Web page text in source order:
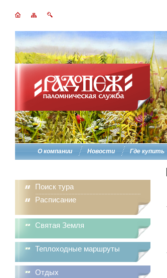
О компании Новости Где купить
Поиск тура
Расписание
Святая Земля
Теплоходные маршруты
Отдых